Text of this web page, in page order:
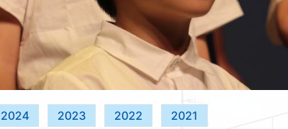
2024 2023 2022 2021